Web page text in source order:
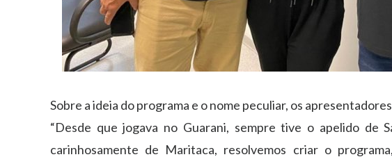
Sobre a ideia do programa e o nome peculiar, os
“Desde que jogava no Guarani, sempre tive o apelido de
carinhosamente de Maritaca, resolvemos criar o